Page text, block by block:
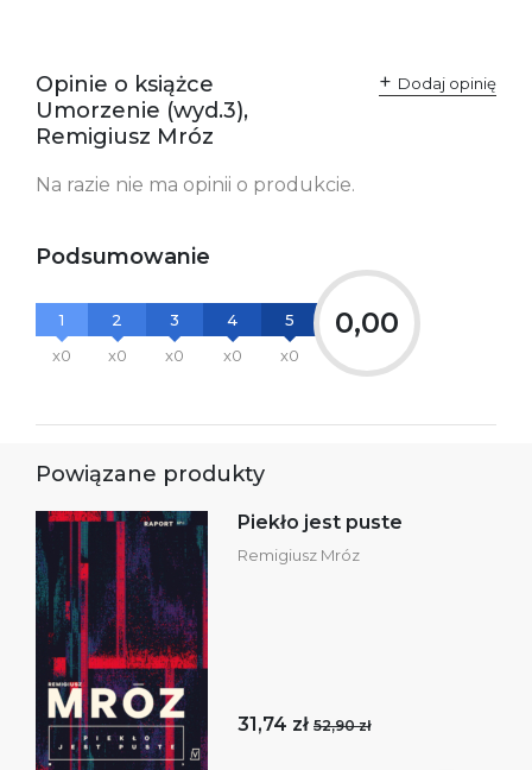
Opinie o książce
Umorzenie (wyd.3),
Remigiusz Mróz
Dodaj opinię
Na razie nie ma opinii o produkcie.
Podsumowanie
1
x0
2
x0
3
x0
4
x0
5
x0
0,00
Powiązane produkty
Piekło jest puste
Remigiusz Mróz
31,74 zł 52,90 zł